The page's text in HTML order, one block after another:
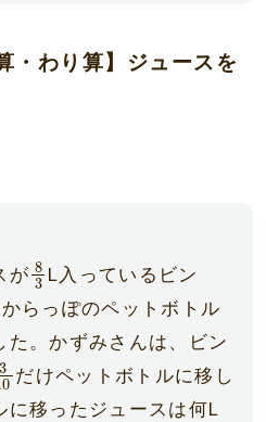
・わり算】ジュースを
が 8
3
8 3L入っているビン
らっぽのペットボトル
た。かずみさんは、ビン
310
だけペットボトルに移し
に移ったジュースは何L